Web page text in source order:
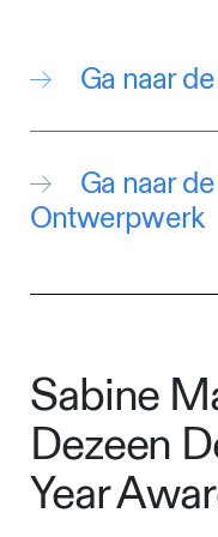
Ga naar
Ga naar
Ontwerpwerk
Sabine
Dezeen
Year